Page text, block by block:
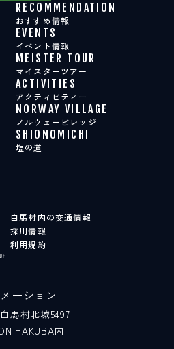
RECOMMENDATION
おすすめ情報
EVENTS
イベント情報
MEISTER TOUR
マイスターツアー
ACTIVITIES
アクティビティー
NORWAY VILLAGE
ノルウェービレッジ
SHIONOMICHI
塩の道
白馬村内の交通情報
採用情報
利用規約
ーション
馬村北城5497
HAKUBA内